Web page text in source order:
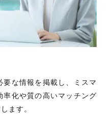
な情報を掲載し、ミスマ
率化や質の高いマッチング
ます。